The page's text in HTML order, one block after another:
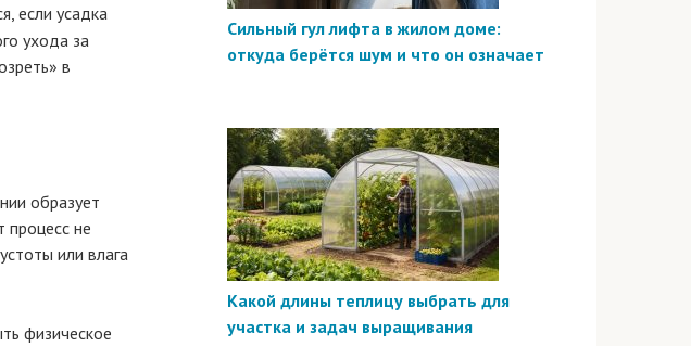
если усадка
ухода за
в
образует
процесс не
или влага
физическое
Сильный гул лифта в жилом доме:
откуда берётся шум и что он означает
Какой длины теплицу выбрать для
участка и задач выращивания